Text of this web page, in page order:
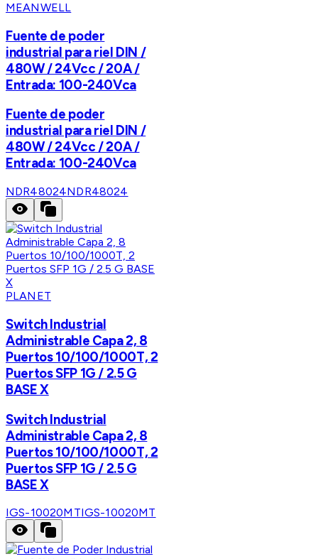
MEANWELL
Fuente de poder
industrial para riel DIN /
480W / 24Vcc / 20A /
Entrada: 100-240Vca
Fuente de poder
industrial para riel DIN /
480W / 24Vcc / 20A /
Entrada: 100-240Vca
NDR48024NDR48024
PLANET
Switch Industrial
Administrable Capa 2, 8
Puertos 10/100/1000T, 2
Puertos SFP 1G / 2.5 G
BASE X
Switch Industrial
Administrable Capa 2, 8
Puertos 10/100/1000T, 2
Puertos SFP 1G / 2.5 G
BASE X
IGS-10020MTIGS-10020MT